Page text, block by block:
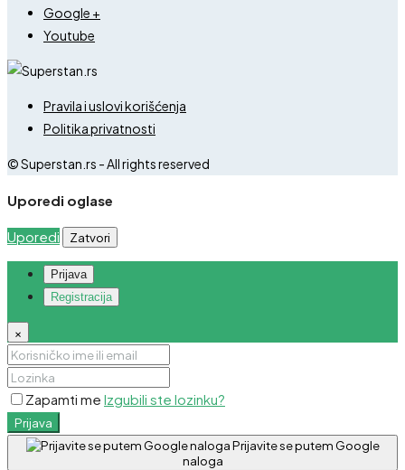
Google +
Youtube
Pravila i uslovi korišćenja
Politika privatnosti
© Superstan.rs - All rights reserved
Uporedi oglase
Uporedi Zatvori
Prijava
Registracija
×
Zapamti me Izgubili ste lozinku?
Prijava
Prijavite se putem Google
naloga